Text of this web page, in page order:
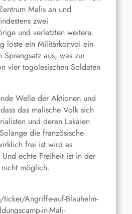
Malis an und
zwei
und verletzten weitere.
löste ein Militärkonvoi ein
Sprengsatz aus, was zur
vier togolesischen Soldaten
Welle der Aktionen und
das malische Volk sich
und deren Lakaien
die französische
frei ist wird es
echte Freiheit ist in der
nicht möglich.
Angriffe-auf-Blauhelm-
in-Mali-